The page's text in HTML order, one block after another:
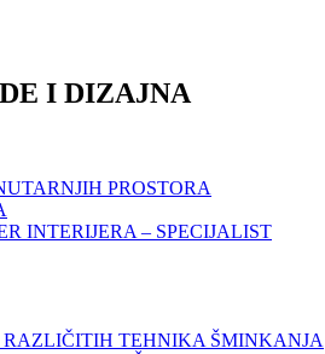
I DIZAJNA
PROSTORA
INTERIJERA – SPECIJALIST
RAZLIČITIH TEHNIKA ŠMINKANJA